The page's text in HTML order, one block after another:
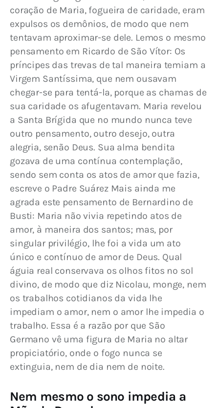
coração de Maria, fogueira de caridade, eram
expulsos os demônios, de modo que nem
tentavam aproximar-se dele. Lemos o mesmo
pensamento em Ricardo de São Vítor: Os
príncipes das trevas de tal maneira temiam a
Virgem Santíssima, que nem ousavam
chegar-se para tentá-la, porque as chamas de
sua caridade os afugentavam. Maria revelou
a Santa Brígida que no mundo nunca teve
outro pensamento, outro desejo, outra
alegria, senão Deus. Sua alma bendita
gozava de uma contínua contemplação,
sendo sem conta os atos de amor que fazia,
escreve o Padre Suárez Mais ainda me
agrada este pensamento de Bernardino de
Busti: Maria não vivia repetindo atos de
amor, à maneira dos santos; mas, por
singular privilégio, lhe foi a vida um ato
único e contínuo de amor de Deus. Qual
águia real conservava os olhos fitos no sol
divino, de modo que diz Nicolau, monge, nem
os trabalhos cotidianos da vida lhe
impediam o amor, nem o amor lhe impedia o
trabalho. Essa é a razão por que São
Germano vê uma figura de Maria no altar
propiciatório, onde o fogo nunca se
extinguia, nem de dia nem de noite.
Nem mesmo o sono impedia a